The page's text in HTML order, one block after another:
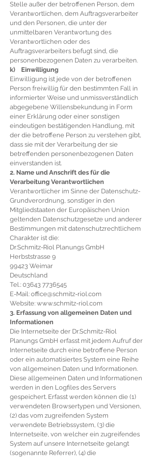
Stelle außer der betroffenen Person, dem
Verantwortlichen, dem Auftragsverarbeiter
und den Personen, die unter der
unmittelbaren Verantwortung des
Verantwortlichen oder des
Auftragsverarbeiters befugt sind, die
personenbezogenen Daten zu verarbeiten.
k) Einwilligung
Einwilligung ist jede von der betroffenen
Person freiwillig für den bestimmten Fall in
informierter Weise und unmissverständlich
abgegebene Willensbekundung in Form
einer Erklärung oder einer sonstigen
eindeutigen bestätigenden Handlung, mit
der die betroffene Person zu verstehen gibt,
dass sie mit der Verarbeitung der sie
betreffenden personenbezogenen Daten
einverstanden ist.
2. Name und Anschrift des für die
Verarbeitung Verantwortlichen
Verantwortlicher im Sinne der Datenschutz-
Grundverordnung, sonstiger in den
Mitgliedstaaten der Europäischen Union
geltenden Datenschutzgesetze und anderer
Bestimmungen mit datenschutzrechtlichem
Charakter ist die:
Dr.Schmitz-Riol Planungs GmbH
Herbststrasse 9
99423 Weimar
Deutschland
Tel.: 03643 7736545
E-Mail: office@schmitz-riol.com
Website: www.schmitz-riol.com
3. Erfassung von allgemeinen Daten und
Informationen
Die Internetseite der Dr.Schmitz-Riol
Planungs GmbH erfasst mit jedem Aufruf der
Internetseite durch eine betroffene Person
oder ein automatisiertes System eine Reihe
von allgemeinen Daten und Informationen.
Diese allgemeinen Daten und Informationen
werden in den Logfiles des Servers
gespeichert. Erfasst werden können die (1)
verwendeten Browsertypen und Versionen,
(2) das vom zugreifenden System
verwendete Betriebssystem, (3) die
Internetseite, von welcher ein zugreifendes
System auf unsere Internetseite gelangt
(sogenannte Referrer), (4) die